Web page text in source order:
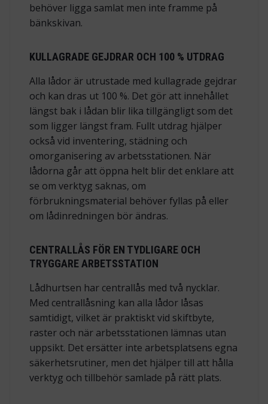
behöver ligga samlat men inte framme på
bänkskivan.
KULLAGRADE GEJDRAR OCH 100 % UTDRAG
Alla lådor är utrustade med kullagrade gejdrar
och kan dras ut 100 %. Det gör att innehållet
längst bak i lådan blir lika tillgängligt som det
som ligger längst fram. Fullt utdrag hjälper
också vid inventering, städning och
omorganisering av arbetsstationen. När
lådorna går att öppna helt blir det enklare att
se om verktyg saknas, om
förbrukningsmaterial behöver fyllas på eller
om lådinredningen bör ändras.
CENTRALLÅS FÖR EN TYDLIGARE OCH
TRYGGARE ARBETSSTATION
Lådhurtsen har centrallås med två nycklar.
Med centrallåsning kan alla lådor låsas
samtidigt, vilket är praktiskt vid skiftbyte,
raster och när arbetsstationen lämnas utan
uppsikt. Det ersätter inte arbetsplatsens egna
säkerhetsrutiner, men det hjälper till att hålla
verktyg och tillbehör samlade på rätt plats.